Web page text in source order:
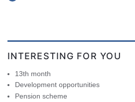
INTERESTING FOR YOU
13th month
Development opportunities
Pension scheme